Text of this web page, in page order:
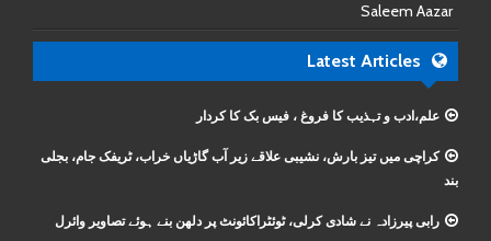
Saleem Aazar
Latest Articles
علم،ادب و تہذیب کا فروغ ، فیس بک کا کردار
کراچی میں تیز بارش، نشیبی علاقے زیر آب گاڑیاں خراب، ٹریفک جام، بجلی
بند
رابی پیرزادہ نے شادی کرلی، ٹوئٹراکائونٹ پر دلھن بنے ہوئے تصاویر وائرل